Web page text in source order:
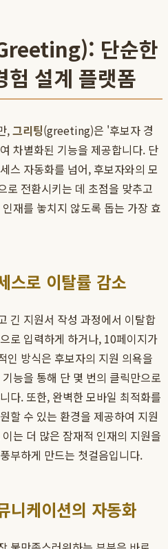
단순한
험 설계 플랫폼
,그리팅(greeting)은 '후보자 경
차별화된 기능을 제공합니다. 단
스 자동화를 넘어, 후보자와의 모
로 전환시키는 데 초점을 맞추고
재를 놓치지 않도록 돕는 가장 효
스로 이탈률 감소
긴 지원서 작성 과정에서 이탈합
로 입력하게 하거나, 10페이지가
인 방식은 후보자의 지원 의욕을
능을 통해 단 몇 번의 클릭만으로
다. 또한, 완벽한 모바일 최적화를
할 수 있는 환경을 제공하여 지원
는 더 많은 잠재적 인재의 지원을
부하게 만드는 첫걸음입니다.
니케이션의 자동화